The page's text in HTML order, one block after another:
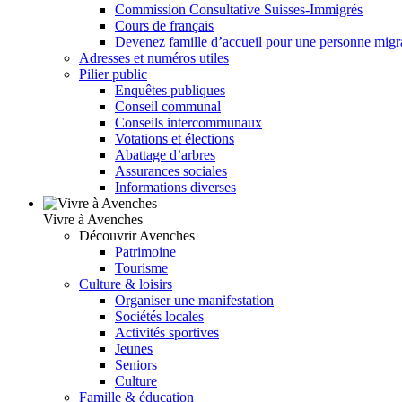
Commission Consultative Suisses-Immigrés
Cours de français
Devenez famille d’accueil pour une personne
Adresses et numéros utiles
Pilier public
Enquêtes publiques
Conseil communal
Conseils intercommunaux
Votations et élections
Abattage d’arbres
Assurances sociales
Informations diverses
Vivre à Avenches
Découvrir Avenches
Patrimoine
Tourisme
Culture & loisirs
Organiser une manifestation
Sociétés locales
Activités sportives
Jeunes
Seniors
Culture
Famille & éducation